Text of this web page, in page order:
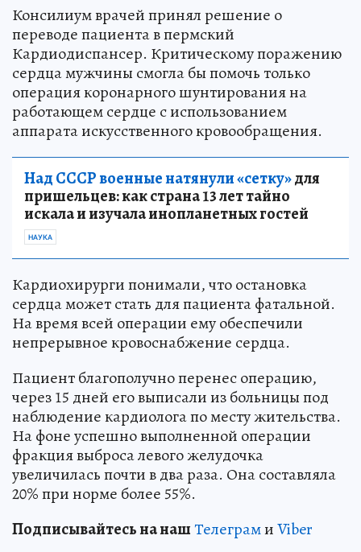
Консилиум врачей принял решение о
переводе пациента в пермский
Кардиодиспансер. Критическому поражению
сердца мужчины смогла бы помочь только
операция коронарного шунтирования на
работающем сердце с использованием
аппарата искусственного кровообращения.
Над СССР военные натянули «сетку»для
пришельцев: как страна 13 лет тайно
искала и изучала инопланетных гостей
НАУКА
Кардиохирурги понимали, что остановка
сердца может стать для пациента фатальной.
На время всей операции ему обеспечили
непрерывное кровоснабжение сердца.
Пациент благополучно перенес операцию,
через 15 дней его выписали из больницы под
наблюдение кардиолога по месту жительства.
На фоне успешно выполненной операции
фракция выброса левого желудочка
увеличилась почти в два раза. Она составляла
20% при норме более 55%.
Подписывайтесь на нашТелеграмиViber